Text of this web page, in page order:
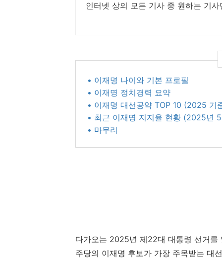
인터넷 상의 모든 기사 중 원하는 기
• 이재명 나이와 기본 프로필
• 이재명 정치경력 요약
• 이재명 대선공약 TOP 10 (2025 기
• 최근 이재명 지지율 현황 (2025년
• 마무리
다가오는 2025년 제22대 대통령 선거를
주당의 이재명 후보가 가장 주목받는 대